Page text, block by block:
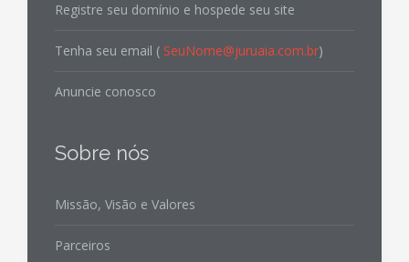
Registre seu domínio e hospede seu site
Tenha seu email ( SeuNome@juruaia.com.br)
Anuncie conosco
Sobre nós
Missão, Visão e Valores
Parceiros